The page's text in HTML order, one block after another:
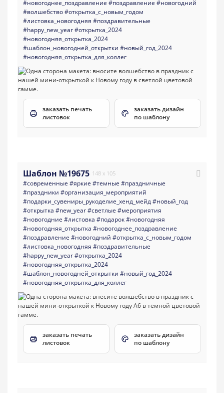
#новогоднее_поздравление #поздравление #новогодний
#волшебство#открытка_с_новым_годом
#листовка_новогодняя #поздравительные
#happy_new_year#открытка_2024
#новогодняя_открытка_2024
#шаблон_новогодней_открытки #новый_год_2024
#новогодняя_открытка_для_коллег
заказать печать
листовок
заказать дизайн
по шаблону
Шаблон №19675 148 x 105
#современные #яркие #темные #праздничные
#праздники #организация_мероприятий
#подарки_сувениры_рукоделие_хенд_мейд#новый_год
#открытка #new_year#светлые #мероприятия
#новогодние #листовка #подарок#новогодняя
#новогодняя_открытка #новогоднее_поздравление
#поздравление #новогодний #открытка_с_новым_годом
#листовка_новогодняя #поздравительные
#happy_new_year#открытка_2024
#новогодняя_открытка_2024
#шаблон_новогодней_открытки #новый_год_2024
#новогодняя_открытка_для_коллег
заказать печать
листовок
заказать дизайн
по шаблону